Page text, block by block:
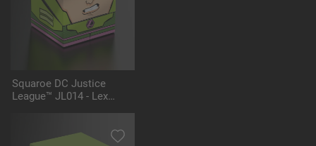
Squaroe DC Justice
League™ JL014 - Lex